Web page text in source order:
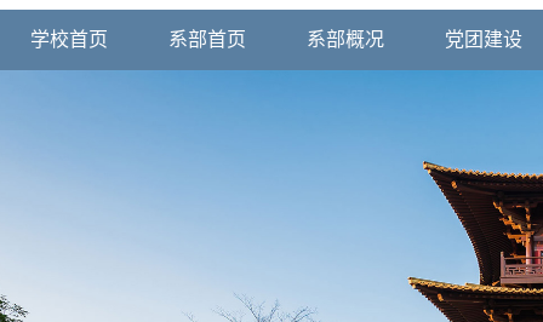
学校首页 系部首页 系部概况 党团建设